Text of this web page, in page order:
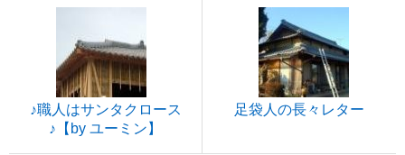
♪職人はサンタクロース
♪【by ユーミン】
足袋人の長々レター